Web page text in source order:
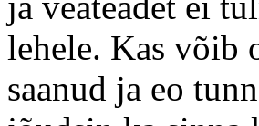
lehele. Kas võib
saanud ja eo